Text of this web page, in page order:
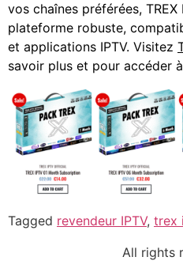
vos chaînes préférées,
plateforme robuste,
et applications IPTV. Visitez
savoir plus et pour accéder
Tagged revendeur IPTV, trex
All rights